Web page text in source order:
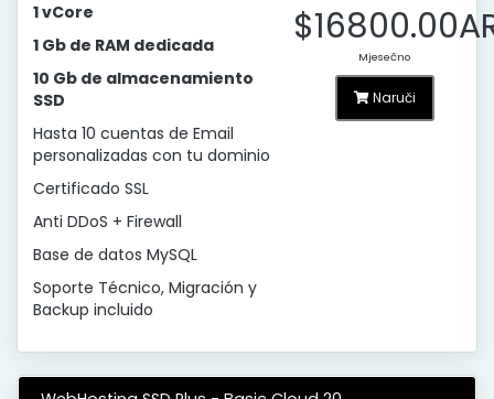
1 vCore
1 Gb de RAM dedicada
10 Gb de almacenamiento
SSD
Hasta 10 cuentas de Email
personalizadas con tu dominio
Certificado SSL
Anti DDoS + Firewall
Base de datos MySQL
Soporte Técnico, Migración y
Backup incluido
Mjesečno
Naruči